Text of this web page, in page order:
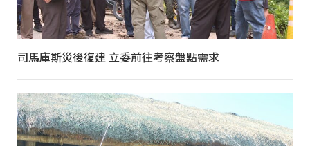
司馬庫斯災後復建 立委前往考察盤點需求